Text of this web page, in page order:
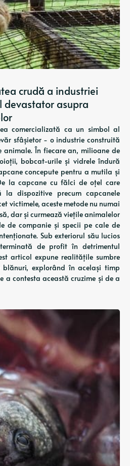
crudă a industriei
devastator asupra
comercializată ca un simbol al
sfâșietor - o industrie construită
animale. În fiecare an, milioane de
bobcat-urile și vidrele îndură
concepute pentru a mutila și
la capcane cu fălci de oțel care
la dispozitive precum capcanele
victimele, aceste metode nu numai
dar și curmează viețile animalelor
de companie și specii pe cale de
Sub exteriorul său lucios
de profit în detrimentul
articol expune realitățile sumbre
explorând în același timp
a contesta această cruzime și de a